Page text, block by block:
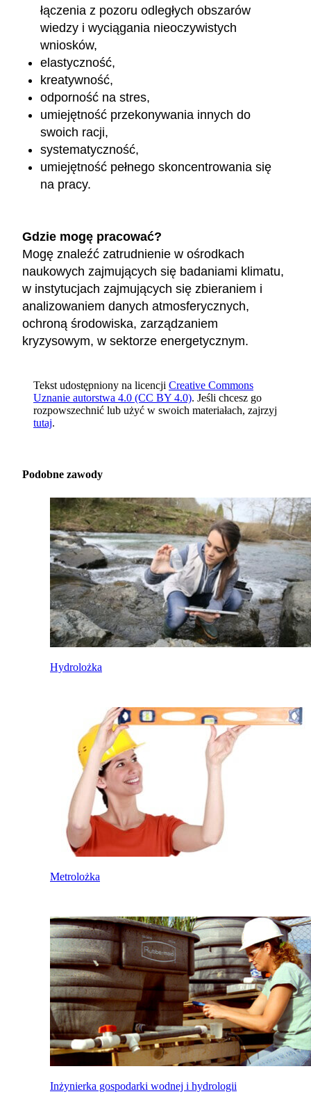
łączenia z pozoru odległych obszarów
wiedzy i wyciągania nieoczywistych
wniosków,
elastyczność,
kreatywność,
odporność na stres,
umiejętność przekonywania innych do
swoich racji,
systematyczność,
umiejętność pełnego skoncentrowania się
na pracy.
Gdzie mogę pracować?
Mogę znaleźć zatrudnienie w ośrodkach
naukowych zajmujących się badaniami klimatu,
w instytucjach zajmujących się zbieraniem i
analizowaniem danych atmosferycznych,
ochroną środowiska, zarządzaniem
kryzysowym, w sektorze energetycznym.
Tekst udostępniony na licencji Creative Commons
Uznanie autorstwa 4.0 (CC BY 4.0). Jeśli chcesz go
rozpowszechnić lub użyć w swoich materiałach, zajrzyj
tutaj.
Podobne zawody
Hydrolożka
Metrolożka
Inżynierka gospodarki wodnej i hydrologii